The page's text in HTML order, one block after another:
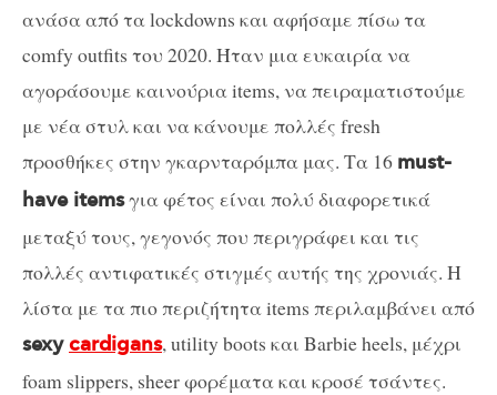
ανάσα από τα lockdowns και αφήσαμε πίσω τα
comfy outfits του 2020. Ήταν μια ευκαιρία να
αγοράσουμε καινούρια items, να πειραματιστούμε
με νέα στυλ και να κάνουμε πολλές fresh
προσθήκες στην γκαρνταρόμπα μας. Τα 16 must-
have itemsγια φέτος είναι πολύ διαφορετικά
μεταξύ τους, γεγονός που περιγράφει και τις
πολλές αντιφατικές στιγμές αυτής της χρονιάς. Η
λίστα με τα πιο περιζήτητα items περιλαμβάνει από
sexycardigans, utility boots και Barbie heels, μέχρι
foam slippers, sheer φορέματα και κροσέ τσάντες.